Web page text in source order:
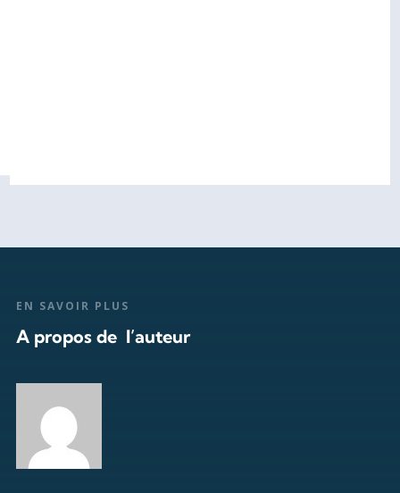
EN SAVOIR PLUS
A propos de l’auteur